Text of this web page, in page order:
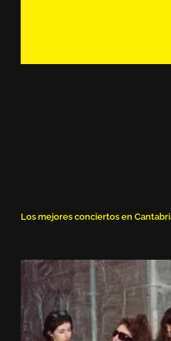
Los mejores conciertos en